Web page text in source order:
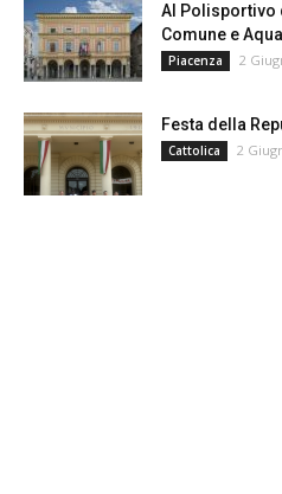
Al Polisportivo
Comune e
Piacenza 2
Festa della
Cattolica 2